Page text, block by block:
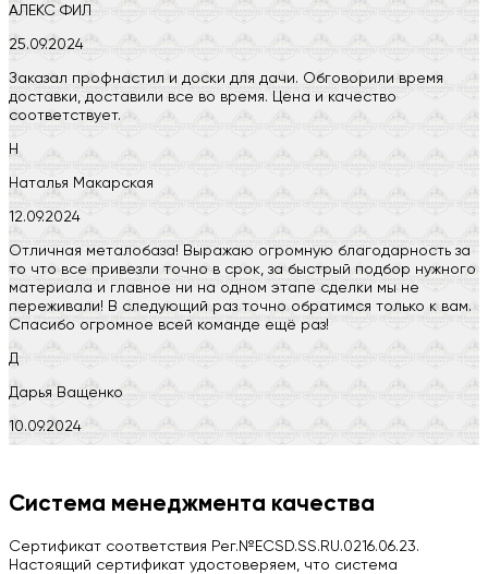
АЛЕКС ФИЛ
25.09.2024
Заказал профнастил и доски для дачи. Обговорили время
доставки, доставили все во время. Цена и качество
соответствует.
Н
Наталья Макарская
12.09.2024
Отличная металобаза! Выражаю огромную благодарность за
то что все привезли точно в срок, за быстрый подбор нужного
материала и главное ни на одном этапе сделки мы не
переживали! В следующий раз точно обратимся только к вам.
Спасибо огромное всей команде ещё раз!
Д
Дарья Ващенко
10.09.2024
H
03.09.2024
Система менеджмента качества
Сертификат соответствия Рег.№ECSD.SS.RU.0216.06.23.
Настоящий сертификат удостоверяем, что система